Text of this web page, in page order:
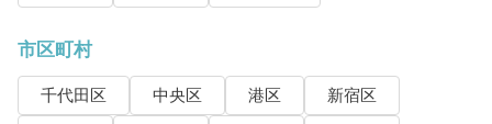
市区町村
千代田区 中央区 港区
新宿区